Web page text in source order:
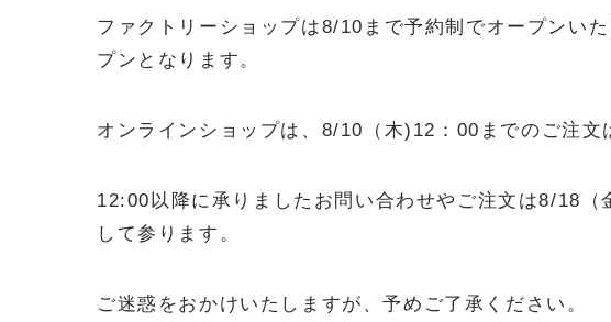
ファクトリーショップは8/10まで予約制でオープンい
プンとなります。
オンラインショップは、8/10（木)12：00までのご注文
12:00以降に承りましたお問い合わせやご注文は8/18
して参ります。
ご迷惑をおかけいたしますが、予めご了承ください。